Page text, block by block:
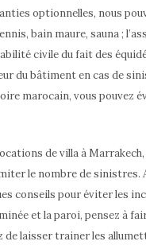
optionnelles, nous
bain maure, sauna ;
civile du fait des
du bâtiment en cas de
marocain, vous pouvez
de villa à
le nombre de sinistres.
conseils pour éviter les
et la paroi, pensez à
laisser trainer les